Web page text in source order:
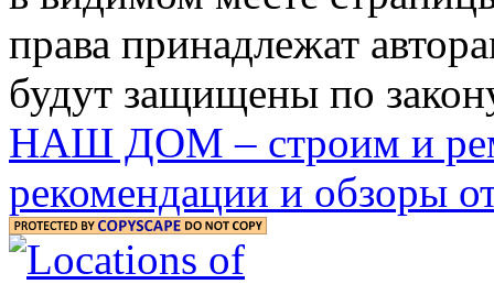
права принадлежат
будут защищены по
НАШ ДОМ – строим и
рекомендации и обзоры